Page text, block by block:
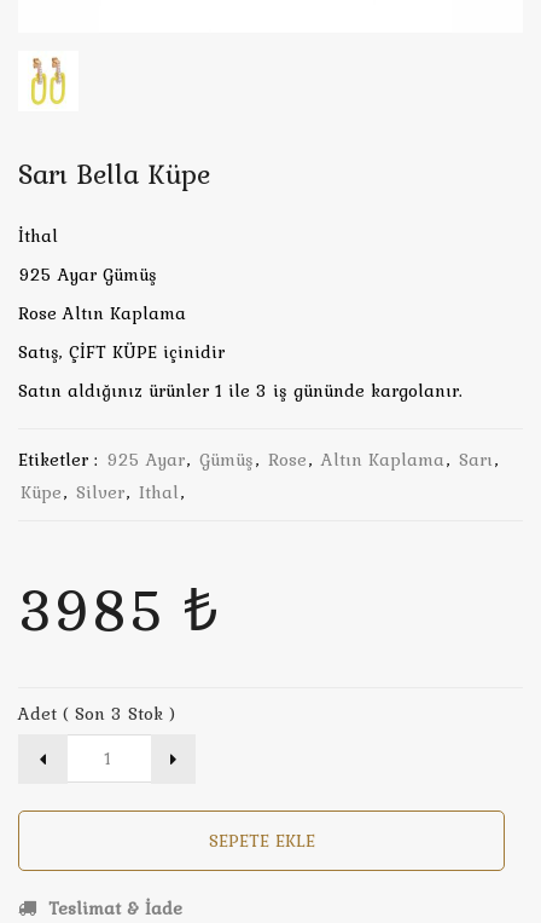
Sarı Bella Küpe
İthal
925 Ayar Gümüş
Rose Altın Kaplama
Satış, ÇİFT KÜPE içinidir
Satın aldığınız ürünler 1 ile 3 iş gününde kargolanır.
Etiketler : 925 Ayar, Gümüş, Rose, Altın Kaplama, Sarı,
Küpe, Silver, Ithal,
3985 ₺
Adet ( Son 3 Stok )
SEPETE EKLE
Teslimat & İade